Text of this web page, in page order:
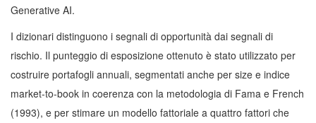
Generative AI.
I dizionari distinguono i segnali di opportunità dai segnali di
rischio. Il punteggio di esposizione ottenuto è stato utilizzato per
costruire portafogli annuali, segmentati anche per size e indice
market-to-book in coerenza con la metodologia di Fama e French
(1993), e per stimare un modello fattoriale a quattro fattori che